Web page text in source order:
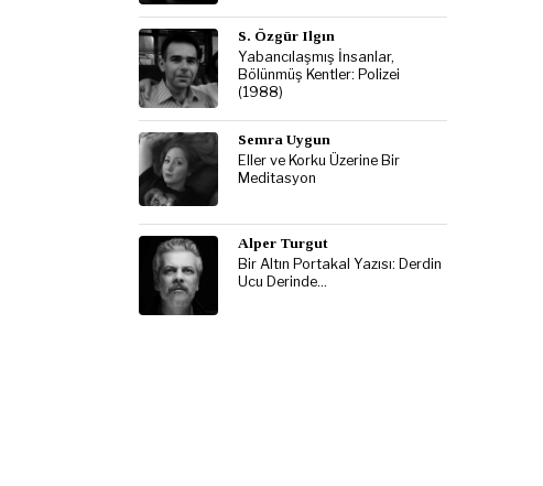
S. Özgür Ilgın
Yabancılaşmış İnsanlar,
Bölünmüş Kentler: Polizei
(1988)
Semra Uygun
Eller ve Korku Üzerine Bir
Meditasyon
Alper Turgut
Bir Altın Portakal Yazısı: Derdin
Ucu Derinde…